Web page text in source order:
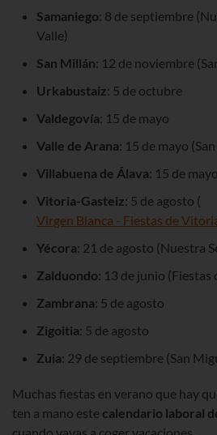
Samaniego: 8 de septiembre
Valle)
San Millán: 12 de noviembre
Urkabustaiz: 5 de octubre
Valdegovía: 15 de mayo
Valle de Arana: 15 de mayo
Villabuena de Álava: 15 de
Vitoria-Gasteiz: 5 de agosto (
Virgen Blanca - Fiestas de
Yécora: 21 de agosto (Nuestra
Zalduondo: 13 de junio (Fiestas
Zambrana: 5 de agosto
Zigoitia: 5 de agosto
Zuia: 29 de septiembre (San
Muchas fiestas en verano que hay
ten a mano este calendario laboral